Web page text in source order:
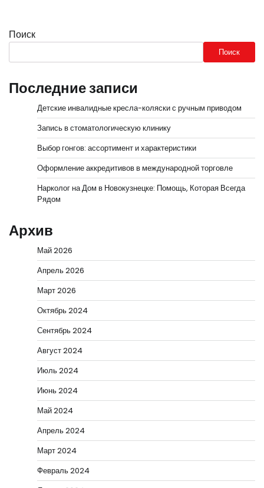
Поиск
Поиск
Последние записи
Детские инвалидные кресла-коляски с ручным приводом
Запись в стоматологическую клинику
Выбор гонгов: ассортимент и характеристики
Оформление аккредитивов в международной торговле
Нарколог на Дом в Новокузнецке: Помощь, Которая Всегда
Рядом
Архив
Май 2026
Апрель 2026
Март 2026
Октябрь 2024
Сентябрь 2024
Август 2024
Июль 2024
Июнь 2024
Май 2024
Апрель 2024
Март 2024
Февраль 2024